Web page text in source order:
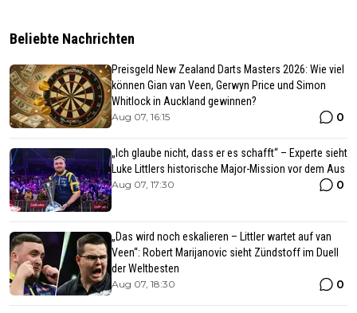
Beliebte Nachrichten
Preisgeld New Zealand Darts Masters 2026: Wie viel
können Gian van Veen, Gerwyn Price und Simon
Whitlock in Auckland gewinnen?
Aug 07, 16:15 0
„Ich glaube nicht, dass er es schafft“ – Experte sieht
Luke Littlers historische Major-Mission vor dem Aus
Aug 07, 17:30 0
„Das wird noch eskalieren – Littler wartet auf van
Veen“: Robert Marijanovic sieht Zündstoff im Duell
der Weltbesten
Aug 07, 18:30 0